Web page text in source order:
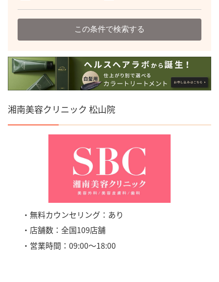
この条件で検索する
湘南美容クリニック 松山院
・無料カウンセリング：あり
・店舗数：全国109店舗
・営業時間：09:00〜18:00